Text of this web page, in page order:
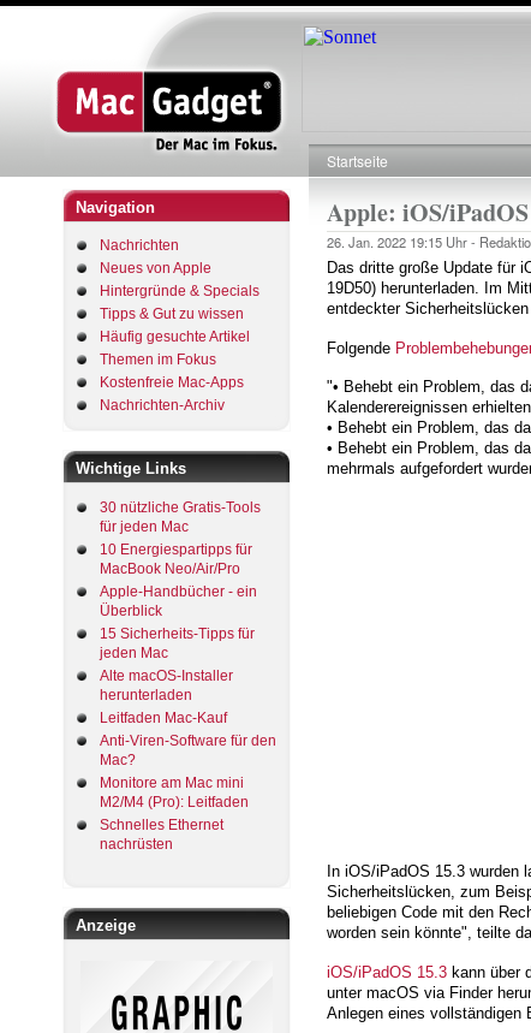
Navigation
Nachrichten
Neues von Apple
Hintergründe & Specials
Tipps & Gut zu wissen
Häufig gesuchte Artikel
Themen im Fokus
Kostenfreie Mac-Apps
Nachrichten-Archiv
Wichtige Links
30 nützliche Gratis-Tools
für jeden Mac
10 Energiespartipps für
MacBook Neo/Air/Pro
Apple-Handbücher - ein
Überblick
15 Sicherheits-Tipps für
jeden Mac
Alte macOS-Installer
herunterladen
Leitfaden Mac-Kauf
Anti-Viren-Software für den
Mac?
Monitore am Mac mini
M2/M4 (Pro): Leitfaden
Schnelles Ethernet
nachrüsten
Anzeige
Pfadnavigation
Startseite
Apple: iOS/
26. Jan. 2022 19:15 Uhr -
Das dritte große Update für
19D50) herunterladen. Im
entdeckter
Folgende
"• Behebt ein Problem, das
Kalenderereignissen
• Behebt ein Problem, das
• Behebt ein Problem, das
mehrmals aufgefordert
In iOS/iPadOS 15.3 wurden
Sicherheitslücken, zum
beliebigen Code mit den
worden sein könnte", teilte
iOS/iPadOS 15.3 kann über
unter macOS via Finder
Anlegen eines vollständigen